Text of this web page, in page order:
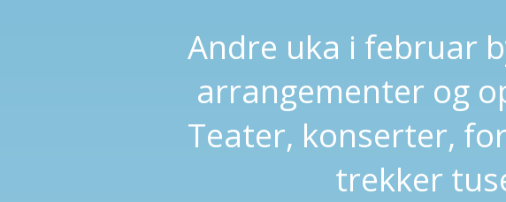
Andre uka i februar
arrangementer og
Teater, konserter,
trekker